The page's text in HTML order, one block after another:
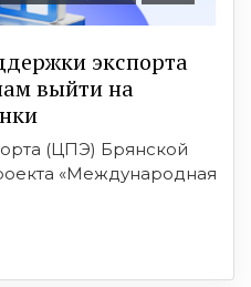
экспорта
выйти на
(ЦПЭ) Брянской
«Международная